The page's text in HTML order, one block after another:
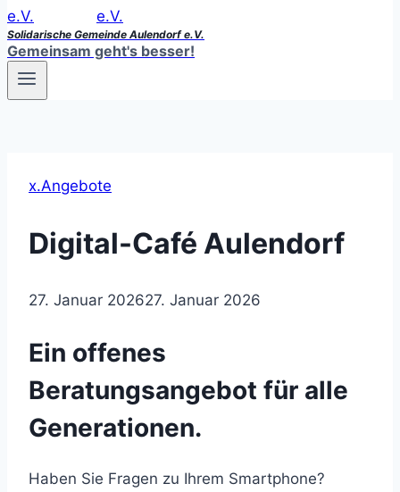
Solidarische Gemeinde Aulendorf e.V.
Gemeinsam geht's besser!
x.Angebote
Digital-Café Aulendorf
27. Januar 202627. Januar 2026
Ein offenes
Beratungsangebot für alle
Generationen.
Haben Sie Fragen zu Ihrem Smartphone?